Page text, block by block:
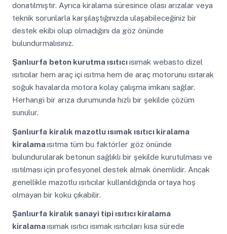
donatılmıştır. Ayrıca kiralama süresince olası arızalar veya
teknik sorunlarla karşılaştığınızda ulaşabileceğiniz bir
destek ekibi olup olmadığını da göz önünde
bulundurmalısınız.
Şanlıurfa beton kurutma ısıtıcıısımak webasto dizel
ısıtıcılar hem araç içi ısıtma hem de araç motorunu ısıtarak
soğuk havalarda motora kolay çalışma imkanı sağlar.
Herhangi bir arıza durumunda hızlı bir şekilde çözüm
sunulur.
Şanlıurfa kiralık mazotlu ısımak ısıtıcı kiralama
kiralamaısıtma tüm bu faktörler göz önünde
bulundurularak betonun sağlıklı bir şekilde kurutulması ve
ısıtılması için profesyonel destek almak önemlidir. Ancak
genellikle mazotlu ısıtıcılar kullanıldığında ortaya hoş
olmayan bir koku çıkabilir.
Şanlıurfa kiralık sanayi tipi ısıtıcı kiralama
kiralamaısımak ısıtıcı ısımak ısıtıcıları kısa sürede